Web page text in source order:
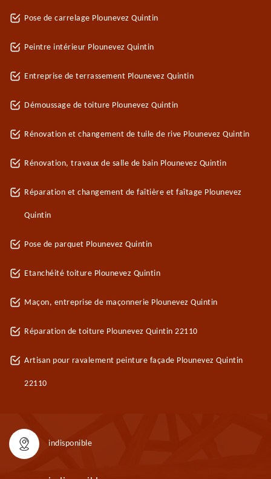
Pose de carrelage Plounevez Quintin
Peintre intérieur Plounevez Quintin
Entreprise de terrassement Plounevez Quintin
Démoussage de toiture Plounevez Quintin
Rénovation et changement de tuile de rive Plounevez Quintin
Rénovation, travaux de salle de bain Plounevez Quintin
Réparation et changement de faîtière et faîtage Plounevez
Quintin
Pose de parquet Plounevez Quintin
Etanchéité toiture Plounevez Quintin
Maçon, entreprise de maçonnerie Plounevez Quintin
Réparation de toiture Plounevez Quintin 22110
Artisan pour ravalement peinture façade Plounevez Quintin
22110
indisponible